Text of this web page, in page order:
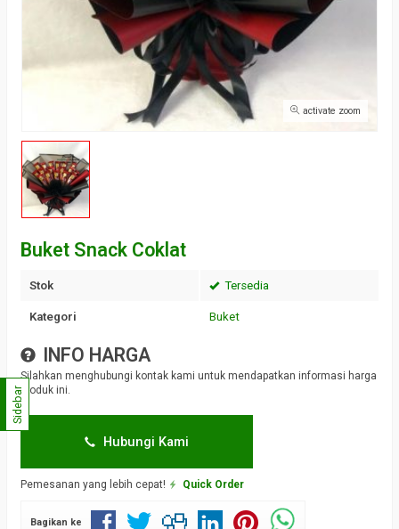
activate zoom
Buket Snack Coklat
Stok Tersedia
Kategori Buket
INFO HARGA
Silahkan menghubungi kontak kami untuk mendapatkan informasi harga
produk ini.
Hubungi Kami
Pemesanan yang lebih cepat! Quick Order
Bagikan ke
Sidebar